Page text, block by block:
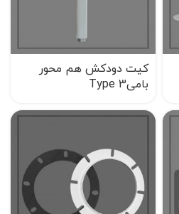
کیت دودکش هم محور
بامیType 3